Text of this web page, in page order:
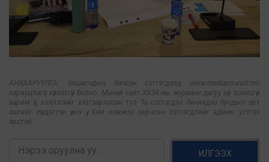
АНХААРУУЛГА: Уншигчдын бичсэн сэтгэгдэлд www.mediacouncil.mn
хариуцлага хүлээхгүй болно. Манай сайт ХХЗХ-ны журмын дагуу зүй зохисгүй
зарим үг, хэллэгийг хязгаарласан тул Та сэтгэгдэл бичихдээ бусдын эрх
ашгийг хүндэтгэн үзнэ үү. Хэм хэмжээ зөрчсөн сэтгэгдлийг админ устгах
эрхтэй.
ИЛГЭЭХ